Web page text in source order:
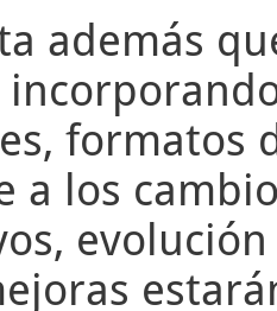
además
formatos
a los